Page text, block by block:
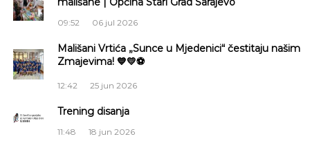
g
a
c
09:52 06 jul 2026
Mališani Vrtića „Sunce u Mjedenici“ čestitaju našim
Zmajevima! 💙💛⚽
12:42 25 jun 2026
Trening disanja
11:48 18 jun 2026